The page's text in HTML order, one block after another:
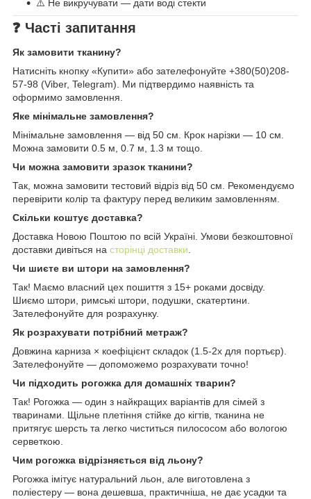
⚠️ Не викручувати — дати воді стекти
❓ Часті запитання
Як замовити тканину?
Натисніть кнопку «Купити» або зателефонуйте +380(50)208-
57-98 (Viber, Telegram). Ми підтвердимо наявність та
оформимо замовлення.
Яке мінімальне замовлення?
Мінімальне замовлення — від 50 см. Крок нарізки — 10 см.
Можна замовити 0.5 м, 0.7 м, 1.3 м тощо.
Чи можна замовити зразок тканини?
Так, можна замовити тестовий відріз від 50 см. Рекомендуємо
перевірити колір та фактуру перед великим замовленням.
Скільки коштує доставка?
Доставка Новою Поштою по всій Україні. Умови безкоштовної
доставки дивіться на сторінці доставки.
Чи шиєте ви штори на замовлення?
Так! Маємо власний цех пошиття з 15+ роками досвіду.
Шиємо штори, римські штори, подушки, скатертини.
Зателефонуйте для розрахунку.
Як розрахувати потрібний метраж?
Довжина карниза × коефіцієнт складок (1.5-2x для портьєр).
Зателефонуйте — допоможемо розрахувати точно!
Чи підходить рогожка для домашніх тварин?
Так! Рогожка — один з найкращих варіантів для сімей з
тваринами. Щільне плетіння стійке до кігтів, тканина не
притягує шерсть та легко чиститься пилососом або вологою
серветкою.
Чим рогожка відрізняється від льону?
Рогожка імітує натуральний льон, але виготовлена з
поліестеру — вона дешевша, практичніша, не дає усадки та